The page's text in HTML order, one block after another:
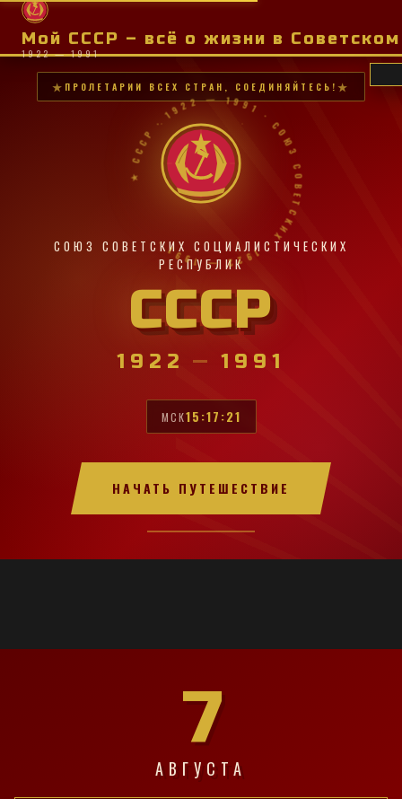
Мой СССР – всё о жизни в
1922 — 1991
ПРОЛЕТАРИИ ВСЕХ СТРАН, СОЕДИНЯЙТЕСЬ!
★ СССР · 1922 — 1991 · СОЮЗ СОВЕТСКИХ · 1922 — 1991 ·
СОЮЗ СОВЕТСКИХ СОЦИАЛИСТИЧЕСКИХ
РЕСПУБЛИК
СССР
1922 — 1991
МСК15:17:21
НАЧАТЬ ПУТЕШЕСТВИЕ
7
АВГУСТА